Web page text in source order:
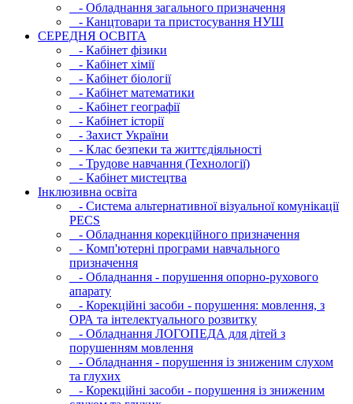
- Обладнання загального призначення
- Канцтовари та пристосування НУШ
СЕРЕДНЯ ОСВIТА
- Кабінет фізики
- Кабінет хімії
- Кабінет біології
- Кабінет математики
- Кабінет географії
- Кабінет історії
- Захист України
- Клас безпеки та життєдіяльності
- Трудове навчання (Технології)
- Кабінет мистецтва
Інклюзивна освіта
- Система альтернативної візуальної комунікації
PECS
- Обладнання корекційного призначення
- Комп'ютерні програми навчального
призначення
- Обладнання - порушення опорно-рухового
апарату
- Корекційні засоби - порушення: мовлення, з
ОРА та інтелектуального розвитку
- Обладнання ЛОГОПЕДА для дітей з
порушенням мовлення
- Обладнання - порушення із зниженим слухом
та глухих
- Корекційні засоби - порушення із зниженим